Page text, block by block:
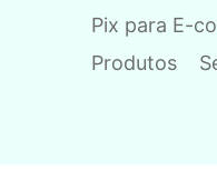
Pix para E-
Produtos